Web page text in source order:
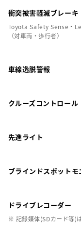
衝突被害軽減ブレーキ
Toyota Safety Sense・
（対車両・歩行者）
車線逸脱警報
クルーズコントロール
先進ライト
ブラインドスポットモ
ドライブレコーダー
※ 記録媒体(SDカード等)